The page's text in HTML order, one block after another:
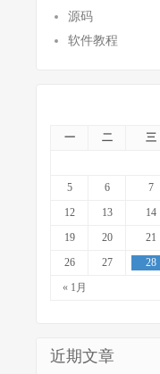
源码
软件教程
一 二 三
« 1月
5
6 7
12
13 14
19
20 21
26
27 28
近期文章